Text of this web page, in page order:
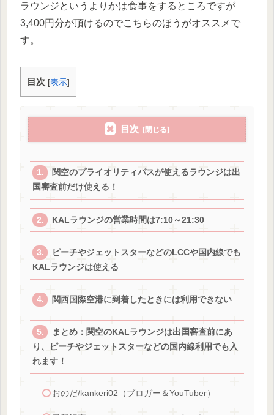
ラウンジというよりかは食事をするところですが
3,400円分が頂けるのでこちらのほうがオススメで
す。
目次 [表示]
目次
関空のプライオリティパスが使えるラウンジは出
国審査前だけ使える！
KALラウンジの営業時間は7:10～21:30
ピーチやジェットスターなどのLCCや国内線でも
KALラウンジは使える
関西国際空港に到着したときには利用できない
まとめ：関空のKALラウンジは出国審査前にあ
り、ピーチやジェットスターなどの国内線利用でも入
れます！
おのだ/kankeri02（ブロガー＆YouTuber）